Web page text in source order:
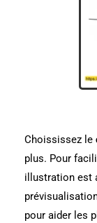
Choississez le
plus. Pour
illustration est
pour aider les